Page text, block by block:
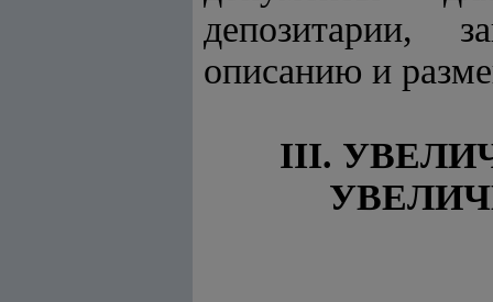
депозитарии,
описанию и
III.